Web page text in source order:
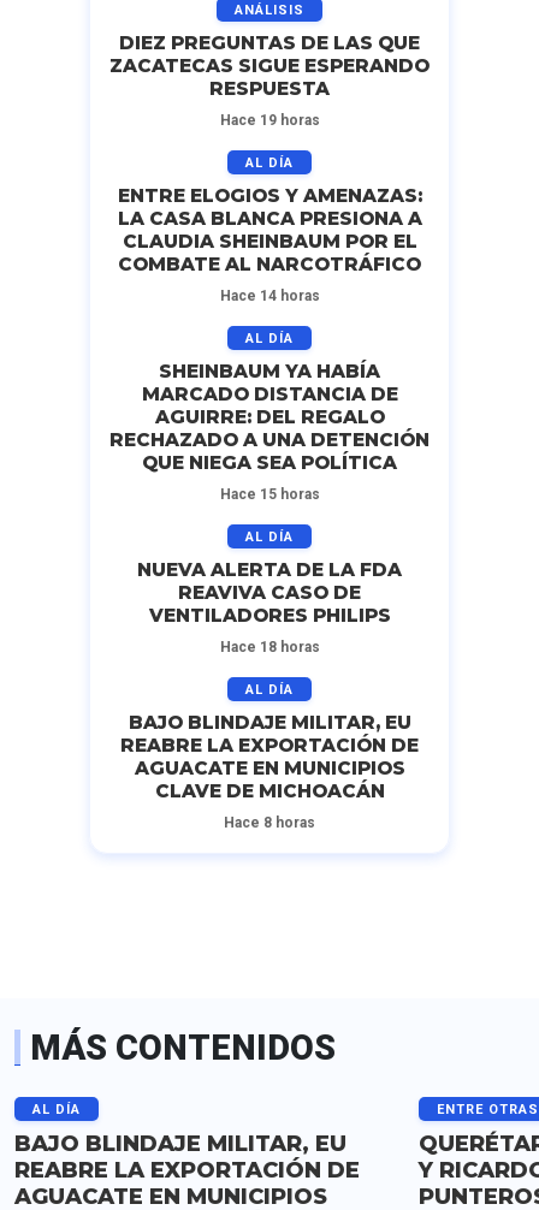
ANÁLISIS
DIEZ PREGUNTAS DE LAS QUE
ZACATECAS SIGUE ESPERANDO
RESPUESTA
Hace 19 horas
AL DÍA
ENTRE ELOGIOS Y AMENAZAS:
LA CASA BLANCA PRESIONA A
CLAUDIA SHEINBAUM POR EL
COMBATE AL NARCOTRÁFICO
Hace 14 horas
AL DÍA
SHEINBAUM YA HABÍA
MARCADO DISTANCIA DE
AGUIRRE: DEL REGALO
RECHAZADO A UNA DETENCIÓN
QUE NIEGA SEA POLÍTICA
Hace 15 horas
AL DÍA
NUEVA ALERTA DE LA FDA
REAVIVA CASO DE
VENTILADORES PHILIPS
Hace 18 horas
AL DÍA
BAJO BLINDAJE MILITAR, EU
REABRE LA EXPORTACIÓN DE
AGUACATE EN MUNICIPIOS
CLAVE DE MICHOACÁN
Hace 8 horas
MÁS CONTENIDOS
AL DÍA
BAJO BLINDAJE MILITAR, EU
REABRE LA EXPORTACIÓN DE
AGUACATE EN MUNICIPIOS
ENTRE
Y